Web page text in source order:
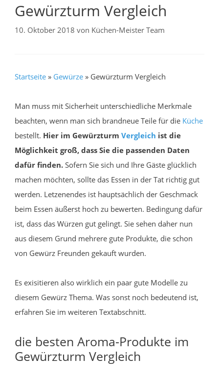
Gewürzturm Vergleich
10. Oktober 2018 von Küchen-Meister Team
Startseite » Gewürze » Gewürzturm Vergleich
Man muss mit Sicherheit unterschiedliche Merkmale
beachten, wenn man sich brandneue Teile für die Küche
bestellt. Hier im Gewürzturm Vergleich ist die
Möglichkeit groß, dass Sie die passenden Daten
dafür finden. Sofern Sie sich und Ihre Gäste glücklich
machen möchten, sollte das Essen in der Tat richtig gut
werden. Letzenendes ist hauptsächlich der Geschmack
beim Essen äußerst hoch zu bewerten. Bedingung dafür
ist, dass das Würzen gut gelingt. Sie sehen daher nun
aus diesem Grund mehrere gute Produkte, die schon
von Gewürz Freunden gekauft wurden.
Es exisitieren also wirklich ein paar gute Modelle zu
diesem Gewürz Thema. Was sonst noch bedeutend ist,
erfahren Sie im weiteren Textabschnitt.
die besten Aroma-Produkte im
Gewürzturm Vergleich